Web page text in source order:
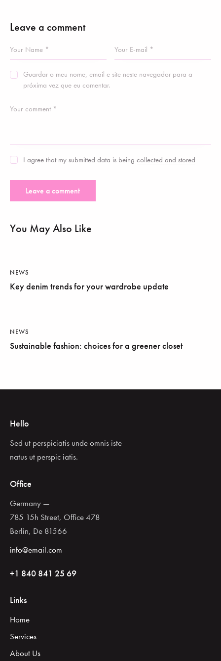
Leave a comment
Guardar o meu nome, email e site neste navegador para a
próxima vez que eu comentar.
I agree that my submitted data is being collected and stored
You May Also Like
NEWS
Key denim trends for your wardrobe update
NEWS
Sustainable fashion: choices for a greener closet
Hello
Sed ut perspiciatis unde omnis iste
natus ut perspic iatis.
Office
Germany —
785 15h Street, Office 478
Berlin, De 81566
info@email.com
+1 840 841 25 69
Links
Home
Services
About Us